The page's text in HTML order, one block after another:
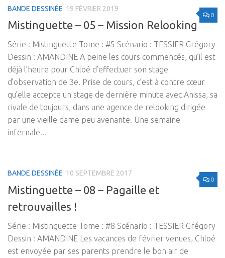
0
BANDE DESSINÉE 19 FÉVRIER 2019
Mistinguette – 05 – Mission Relooking
Série : Mistinguette Tome : #5 Scénario : TESSIER Grégory
Dessin : AMANDINE A peine les cours commencés, qu’il est
déjà l’heure pour Chloé d’effectuer son stage
d’observation de 3e. Prise de cours, c’est à contre cœur
qu’elle accepte un stage de dernière minute avec Anissa, sa
rivale de toujours, dans une agence de relooking dirigée
par une vieille dame peu avenante. Une semaine
infernale...
0
BANDE DESSINÉE 10 SEPTEMBRE 2017
Mistinguette – 08 – Pagaille et
retrouvailles !
Série : Mistinguette Tome : #8 Scénario : TESSIER Grégory
Dessin : AMANDINE Les vacances de février venues, Chloé
est envoyée par ses parents prendre le bon air de